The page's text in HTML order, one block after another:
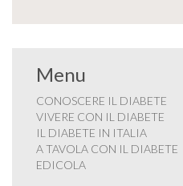
Menu
CONOSCERE IL DIABETE
VIVERE CON IL DIABETE
IL DIABETE IN ITALIA
A TAVOLA CON IL DIABETE
EDICOLA